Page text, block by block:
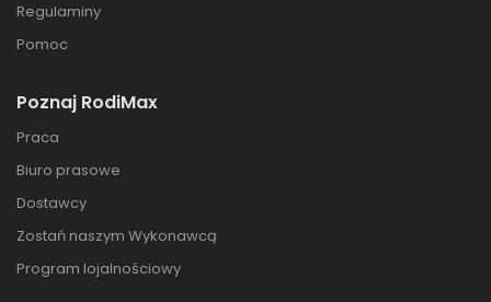
Regulaminy
Pomoc
Poznaj RodiMax
Praca
Biuro prasowe
Dostawcy
Zostań naszym Wykonawcą
Program lojalnościowy